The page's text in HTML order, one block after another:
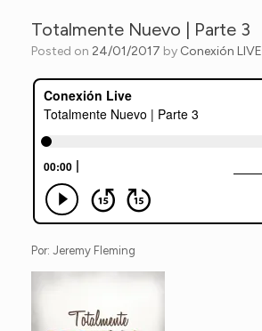
Totalmente Nuevo | Parte 3
Posted on 24/01/2017 by Conexión LIVE
Por: Jeremy Fleming